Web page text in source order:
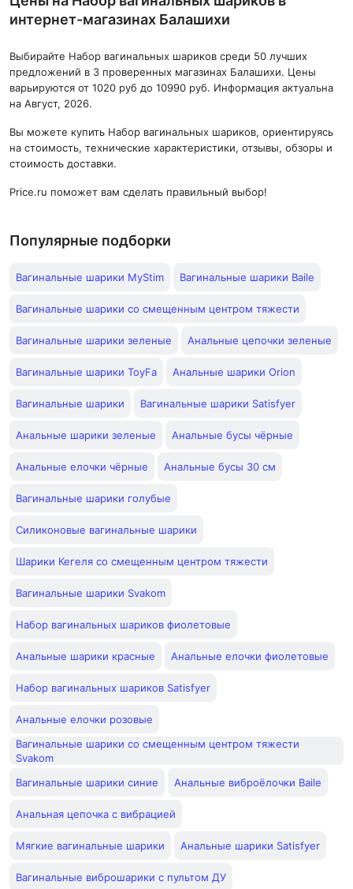
интернет-магазинах Балашихи
Выбирайте Набор вагинальных шариков среди 50 лучших
предложений в 3 проверенных магазинах Балашихи. Цены
варьируются от 1020 руб до 10990 руб. Информация актуальна
на Август, 2026.
Вы можете купить Набор вагинальных шариков, ориентируясь
на стоимость, технические характеристики, отзывы, обзоры и
стоимость доставки.
Price.ru поможет вам сделать правильный выбор!
Популярные подборки
Вагинальные шарики MyStim Вагинальные шарики Baile
Вагинальные шарики со смещенным центром тяжести
Вагинальные шарики зеленые Анальные цепочки зеленые
Вагинальные шарики ToyFa Анальные шарики Orion
Вагинальные шарики Вагинальные шарики Satisfyer
Анальные шарики зеленые Анальные бусы чёрные
Анальные елочки чёрные Анальные бусы 30 см
Вагинальные шарики голубые
Силиконовые вагинальные шарики
Шарики Кегеля со смещенным центром тяжести
Вагинальные шарики Svakom
Набор вагинальных шариков фиолетовые
Анальные шарики красные Анальные елочки фиолетовые
Набор вагинальных шариков Satisfyer
Анальные елочки розовые
Вагинальные шарики со смещенным центром тяжести
Svakom
Вагинальные шарики синие
Анальные виброёлочки Baile
Анальная цепочка с вибрацией
Мягкие вагинальные шарики Анальные шарики Satisfyer
Вагинальные виброшарики с пультом ДУ